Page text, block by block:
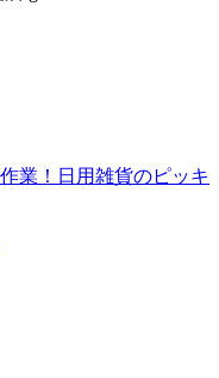
業！日用雑貨のピッキ